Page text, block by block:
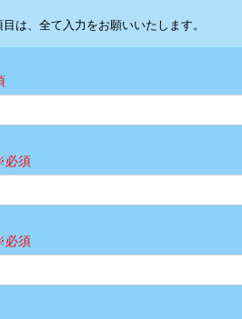
は、全て入力をお願いいたします。